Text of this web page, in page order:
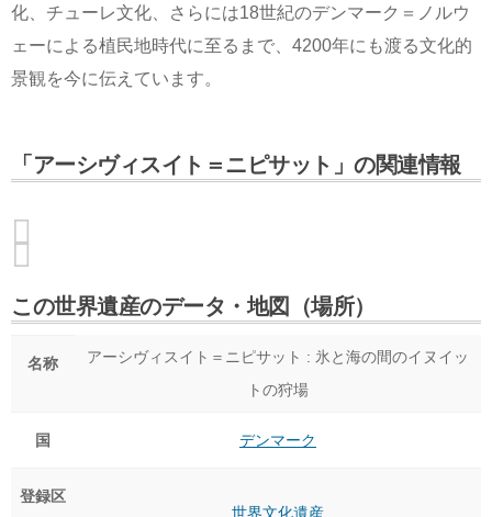
化、チューレ文化、さらには18世紀のデンマーク＝ノルウ
ェーによる植民地時代に至るまで、4200年にも渡る文化的
景観を今に伝えています。
「アーシヴィスイト＝ニピサット」の関連情報
この世界遺産のデータ・地図（場所）
名称
アーシヴィスイト＝ニピサット : 氷と海の間のイヌイッ
トの狩場
国 デンマーク
登録区
世界文化遺産